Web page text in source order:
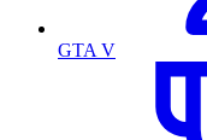
GTA V